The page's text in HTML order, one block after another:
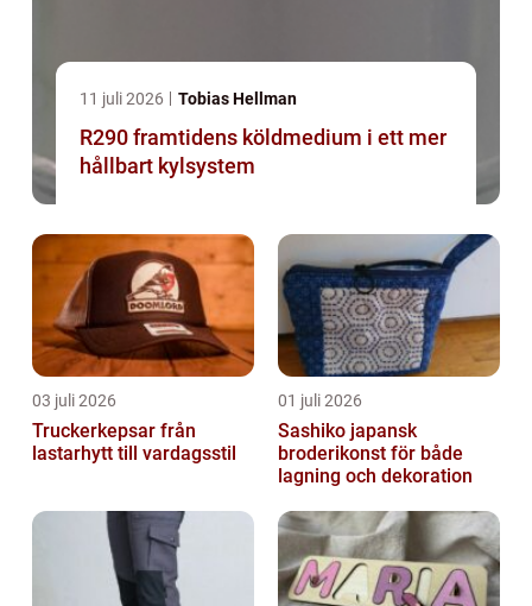
11 juli 2026 Tobias Hellman
R290 framtidens köldmedium i ett mer
hållbart kylsystem
03 juli 2026
Truckerkepsar från
lastarhytt till vardagsstil
01 juli 2026
Sashiko japansk
broderikonst för både
lagning och dekoration